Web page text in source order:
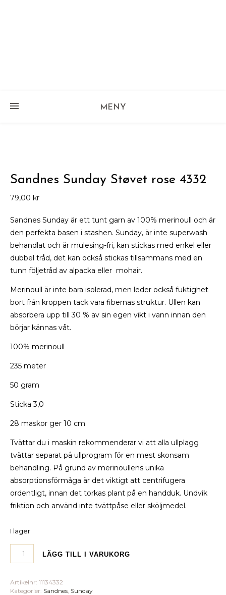
MENY
Sandnes Sunday Støvet rose 4332
79,00 kr
Sandnes Sunday är ett tunt garn av 100% merinoull och är
den perfekta basen i stashen. Sunday, är inte superwash
behandlat och är mulesing-fri, kan stickas med enkel eller
dubbel tråd, det kan också stickas tillsammans med en
tunn följetråd av alpacka eller mohair.
Merinoull är inte bara isolerad, men leder också fuktighet
bort från kroppen tack vara fibernas struktur. Ullen kan
absorbera upp till 30 % av sin egen vikt i vann innan den
börjar kännas våt.
100% merinoull
235 meter
50 gram
Sticka 3,0
28 maskor ger 10 cm
Tvättar du i maskin rekommenderar vi att alla ullplagg
tvättar separat på ullprogram för en mest skonsam
behandling. På grund av merinoullens unika
absorptionsförmåga är det viktigt att centrifugera
ordentligt, innan det torkas plant på en handduk. Undvik
friktion och använd inte tvättpåse eller sköljmedel.
I lager
LÄGG TILL I VARUKORG
Artikelnr: 11134332
Kategorier: Sandnes, Sunday